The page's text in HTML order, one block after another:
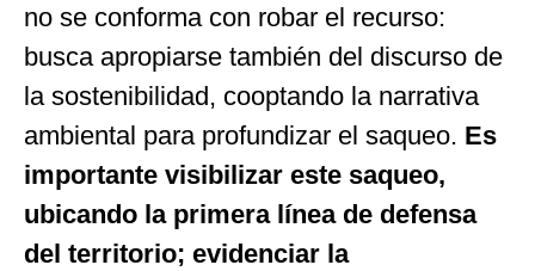
no se conforma con robar el recurso:
busca apropiarse también del discurso de
la sostenibilidad, cooptando la narrativa
ambiental para profundizar el saqueo. Es
importante visibilizar este saqueo,
ubicando la primera línea de defensa
del territorio; evidenciar la